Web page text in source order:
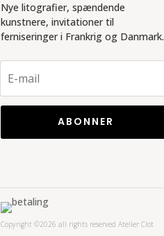
Nye litografier, spændende
kunstnere, invitationer til
ferniseringer i Frankrig og Danmark.
ABONNER
Copyright ©2026 all rights reserved Atelier Clot